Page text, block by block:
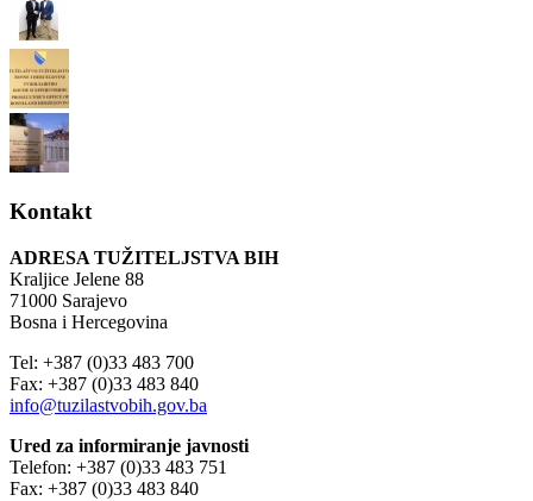
Kontakt
ADRESA TUŽITELJSTVA BIH
Kraljice Jelene 88
71000 Sarajevo
Bosna i Hercegovina
Tel: +387 (0)33 483 700
Fax: +387 (0)33 483 840
info@tuzilastvobih.gov.ba
Ured za informiranje javnosti
Telefon: +387 (0)33 483 751
Fax: +387 (0)33 483 840